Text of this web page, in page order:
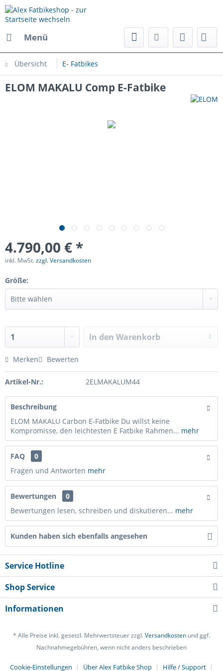
Menü
Übersicht E- Fatbikes
ELOM MAKALU Comp E-Fatbike
4.790,00 € *
inkl. MwSt.zzgl. Versandkosten
Größe:
In den Warenkorb
Merken Bewerten
Artikel-Nr.: 2ELMAKALUM44
Beschreibung
ELOM MAKALU Carbon E-Fatbike Du willst keine
Kompromisse, den leichtesten E Fatbike Rahmen... mehr
FAQ
0
Fragen und Antworten mehr
Bewertungen
0
Bewertungen lesen, schreiben und diskutieren... mehr
Kunden haben sich ebenfalls angesehen
Service Hotline
Shop Service
Informationen
* Alle Preise inkl. gesetzl. Mehrwertsteuer zzgl.Versandkosten und ggf.
Nachnahmegebühren, wenn nicht anders beschrieben
Cookie-Einstellungen Über Alex Fatbike Shop Hilfe / Support